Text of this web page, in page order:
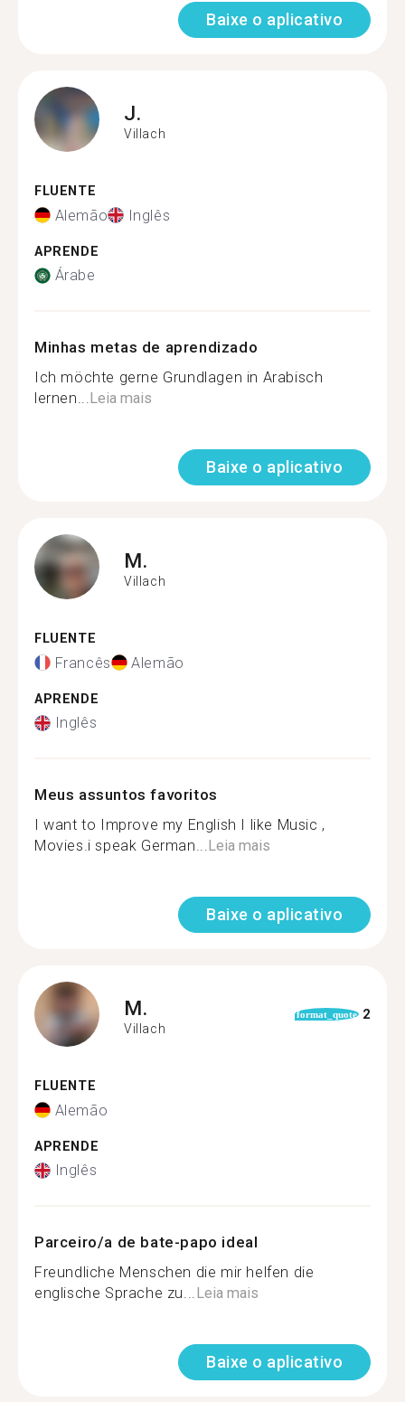
Baixe o aplicativo
J.
Villach
FLUENTE
Alemão Inglês
APRENDE
Árabe
Minhas metas de aprendizado
Ich möchte gerne Grundlagen in Arabisch
lernen...Leia mais
Baixe o aplicativo
M.
Villach
FLUENTE
Francês Alemão
APRENDE
Inglês
Meus assuntos favoritos
I want to Improve my English I like Music ,
Movies.i speak German...Leia mais
Baixe o aplicativo
M.
Villach
format_quote 2
FLUENTE
Alemão
APRENDE
Inglês
Parceiro/a de bate-papo ideal
Freundliche Menschen die mir helfen die
englische Sprache zu...Leia mais
Baixe o aplicativo